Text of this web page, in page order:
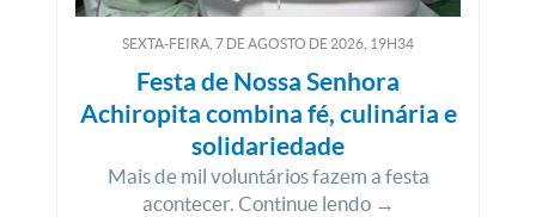
SEXTA-FEIRA, 7 DEAGOSTO DE 2026, 19H34
Festa de Nossa Senhora
Achiropita combina fé, culinária e
solidariedade
Mais de mil voluntários fazem a festa
acontecer. Continue lendo →